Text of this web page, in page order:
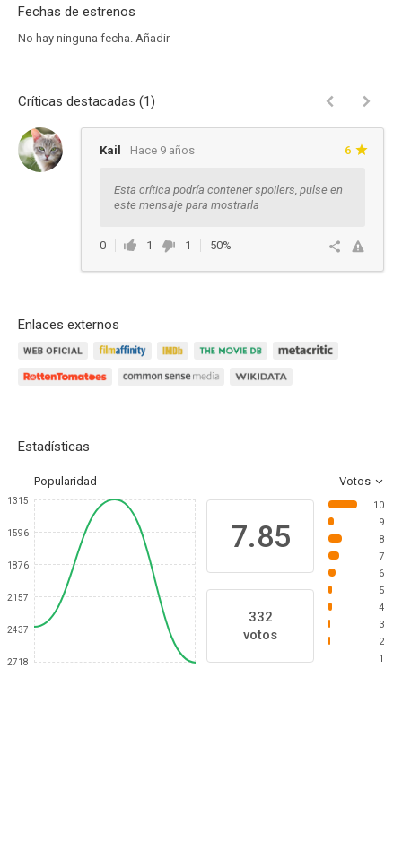
Fechas de estrenos
No hay ninguna fecha. Añadir
Críticas destacadas (1)
Kail Hace 9 años 6
Esta crítica podría contener spoilers, pulse en
este mensaje para mostrarla
0 1 1
50%
Enlaces externos
Estadísticas
Popularidad Votos
1315
1596
1876
2157
2437
2718
7.85
332
votos
10
9
8
7
6
5
4
3
2
1